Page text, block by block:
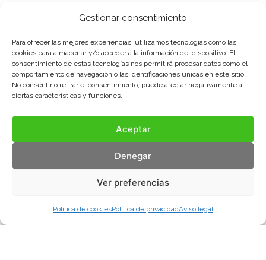
Gestionar consentimiento
Para ofrecer las mejores experiencias, utilizamos tecnologías como las
cookies para almacenar y/o acceder a la información del dispositivo. El
consentimiento de estas tecnologías nos permitirá procesar datos como el
comportamiento de navegación o las identificaciones únicas en este sitio.
No consentir o retirar el consentimiento, puede afectar negativamente a
ciertas características y funciones.
Aceptar
Denegar
Ver preferencias
Política de cookiesPolítica de privacidadAviso legal